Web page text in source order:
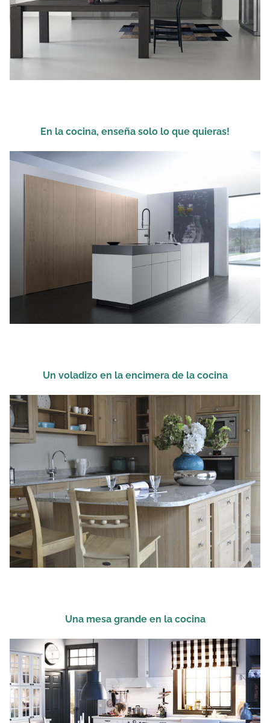
En la cocina, enseña solo lo que quieras!
Un voladizo en la encimera de la cocina
Una mesa grande en la cocina